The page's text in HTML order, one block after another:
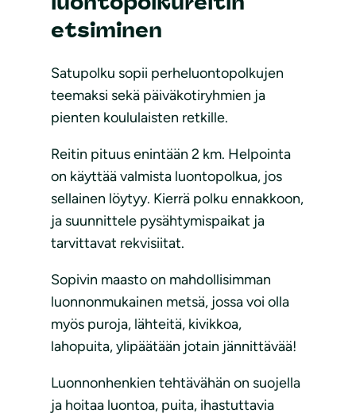
etsiminen
Satupolku sopii perheluontopolkujen
teemaksi sekä päiväkotiryhmien ja
pienten koululaisten retkille.
Reitin pituus enintään 2 km. Helpointa
on käyttää valmista luontopolkua, jos
sellainen löytyy. Kierrä polku ennakkoon,
ja suunnittele pysähtymispaikat ja
tarvittavat rekvisiitat.
Sopivin maasto on mahdollisimman
luonnonmukainen metsä, jossa voi olla
myös puroja, lähteitä, kivikkoa,
lahopuita, ylipäätään jotain jännittävää!
Luonnonhenkien tehtävähän on suojella
ja hoitaa luontoa, puita, ihastuttavia